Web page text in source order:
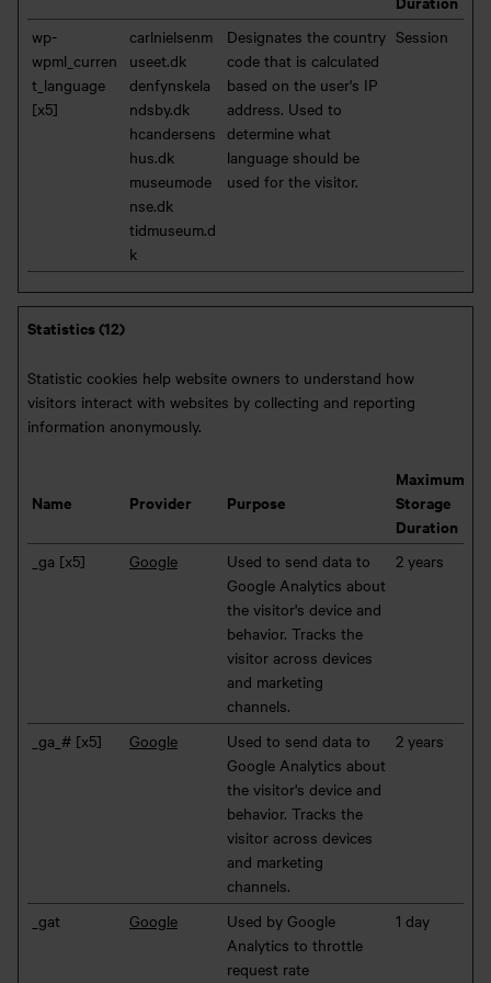
wp-
wpml_curren
t_language
[x5]
carlnielsenm
useet.dk
denfynskela
ndsby.dk
hcandersens
hus.dk
museumode
nse.dk
tidmuseum.d
k
Designates the country
code that is calculated
based on the user's IP
address. Used to
determine what
language should be
used for the visitor.
Session
Statistics (12)
Statistic cookies help website owners to understand how
visitors interact with websites by collecting and reporting
information anonymously.
Name Provider Purpose
Maximum
Storage
Duration
_ga [x5] Google
Used to send data to
Google Analytics about
the visitor's device and
behavior. Tracks the
visitor across devices
and marketing
channels.
2 years
_ga_# [x5] Google
Used to send data to
Google Analytics about
the visitor's device and
behavior. Tracks the
visitor across devices
and marketing
channels.
2 years
_gat Google
Used by Google
Analytics to throttle
request rate
1 day